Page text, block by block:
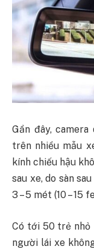
Gần đây,
trên nhiều mẫu
kính chiếu hậu
sau xe, do sàn
3 – 5 mét (10 – 15
Có tới 50 trẻ nhỏ
người lái xe